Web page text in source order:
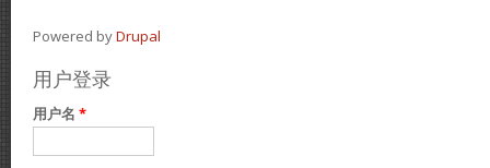
Powered byDrupal
用户登录
用户名 *